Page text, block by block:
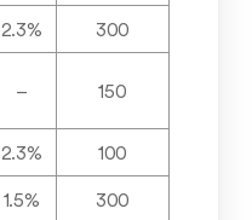
2.3%
300
– 150
2.3%
100
1.5% 300